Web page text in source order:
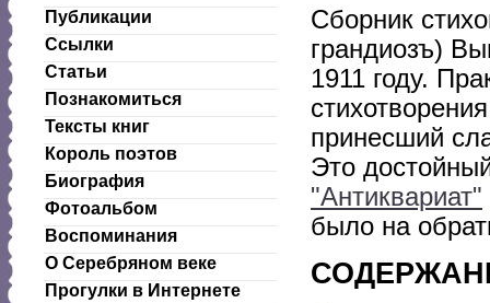
Публикации
Ссылки
Статьи
Познакомиться
Тексты книг
Король поэтов
Биография
Фотоальбом
Воспоминания
О Серебряном веке
Прогулки в Интернете
Сборник
грандиозъ)
1911 году.
принесший
Это
"Антиквариат"
было на